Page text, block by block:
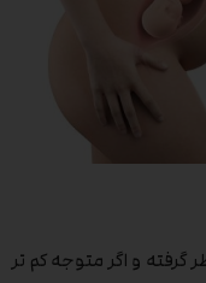
و اگر متوجه کم تر